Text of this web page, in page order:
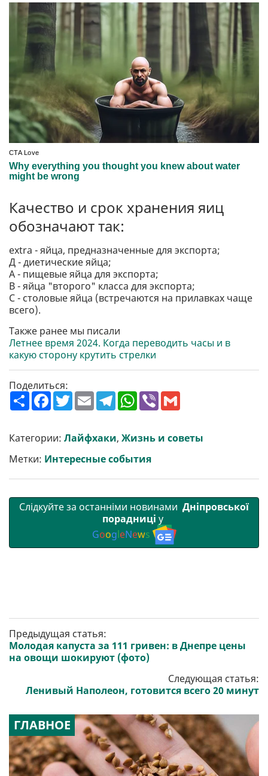
Качество и срок хранения яиц
обозначают так:
extra - яйца, предназначенные для экспорта;
Д - диетические яйца;
А - пищевые яйца для экспорта;
В - яйца "второго" класса для экспорта;
С - столовые яйца (встречаются на прилавках чаще
всего).
Также ранее мы писали
Летнее время 2024. Когда переводить часы и в
какую сторону крутить стрелки
Поделиться:
П
о
р
и
т
и
F
a
b
o
o
k
T
w
t
e
r
E
m
l
T
e
g
r
a
m
W
h
s
A
p
p
V
r l
Категории: Лайфхаки, Жизнь и советы
Метки: Интересные события
Слідкуйте за останніми новинами Дніпровської
порадниці у
GoogleNews
Предыдущая статья:
Молодая капуста за 111 гривен: в Днепре цены
на овощи шокируют (фото)
Следующая статья:
Ленивый Наполеон, готовится всего 20 минут
ГЛАВНОЕ